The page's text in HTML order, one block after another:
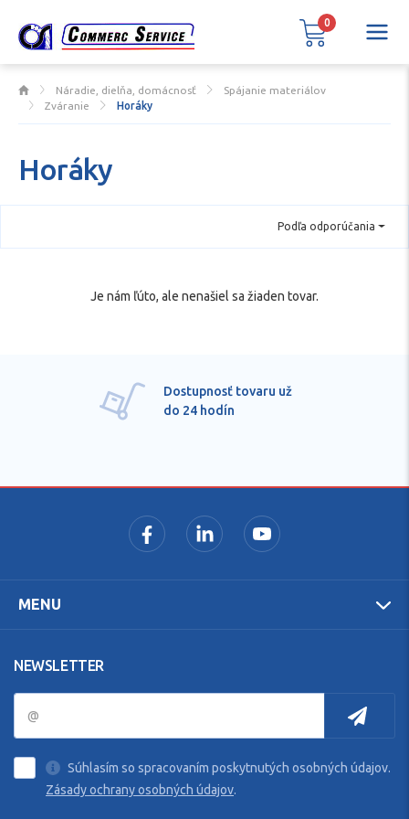
Náradie, dielňa, domácnosť
Spájanie materiálov
Zváranie
Horáky
Horáky
Podľa odporúčania
Je nám ľúto, ale nenašiel sa žiaden tovar.
Dostupnosť tovaru už
do 24 hodín
MENU
NEWSLETTER
Súhlasím so spracovaním poskytnutých osobných údajov.
Zásady ochrany osobných údajov.
0